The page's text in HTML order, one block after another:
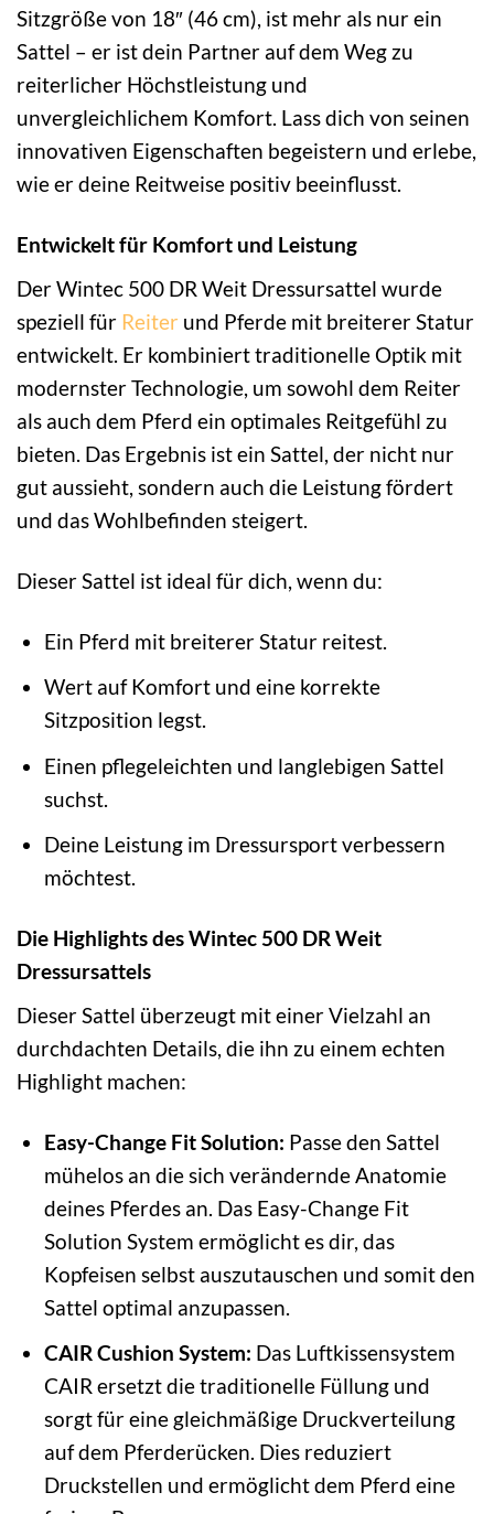
Sitzgröße von 18″ (46 cm), ist mehr als nur ein
Sattel – er ist dein Partner auf dem Weg zu
reiterlicher Höchstleistung und
unvergleichlichem Komfort. Lass dich von seinen
innovativen Eigenschaften begeistern und erlebe,
wie er deine Reitweise positiv beeinflusst.
Entwickelt für Komfort und Leistung
Der Wintec 500 DR Weit Dressursattel wurde
speziell für Reiter und Pferde mit breiterer Statur
entwickelt. Er kombiniert traditionelle Optik mit
modernster Technologie, um sowohl dem Reiter
als auch dem Pferd ein optimales Reitgefühl zu
bieten. Das Ergebnis ist ein Sattel, der nicht nur
gut aussieht, sondern auch die Leistung fördert
und das Wohlbefinden steigert.
Dieser Sattel ist ideal für dich, wenn du:
Ein Pferd mit breiterer Statur reitest.
Wert auf Komfort und eine korrekte
Sitzposition legst.
Einen pflegeleichten und langlebigen Sattel
suchst.
Deine Leistung im Dressursport verbessern
möchtest.
Die Highlights des Wintec 500 DR Weit
Dressursattels
Dieser Sattel überzeugt mit einer Vielzahl an
durchdachten Details, die ihn zu einem echten
Highlight machen:
Easy-Change Fit Solution: Passe den Sattel
mühelos an die sich verändernde Anatomie
deines Pferdes an. Das Easy-Change Fit
Solution System ermöglicht es dir, das
Kopfeisen selbst auszutauschen und somit den
Sattel optimal anzupassen.
CAIR Cushion System: Das Luftkissensystem
CAIR ersetzt die traditionelle Füllung und
sorgt für eine gleichmäßige Druckverteilung
auf dem Pferderücken. Dies reduziert
Druckstellen und ermöglicht dem Pferd eine